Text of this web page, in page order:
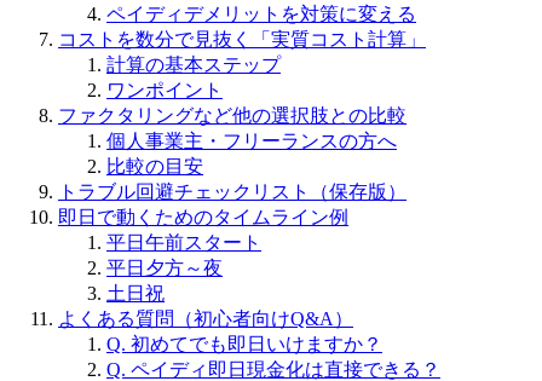
ペイディデメリットを対策に変える
コストを数分で見抜く「実質コスト計算」
計算の基本ステップ
ワンポイント
ファクタリングなど他の選択肢との比較
個人事業主・フリーランスの方へ
比較の目安
トラブル回避チェックリスト（保存版）
即日で動くためのタイムライン例
平日午前スタート
平日夕方～夜
土日祝
よくある質問（初心者向けQ&A）
Q. 初めてでも即日いけますか？
Q. ペイディ即日現金化は直接できる？